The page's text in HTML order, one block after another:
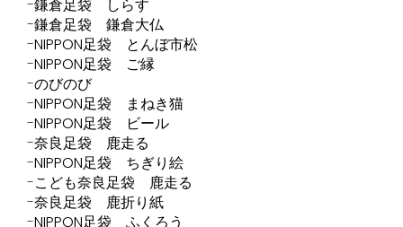
鎌倉足袋 しらす
鎌倉足袋 鎌倉大仏
NIPPON足袋 とんぼ市松
NIPPON足袋 ご縁
のびのび
NIPPON足袋 まねき猫
NIPPON足袋 ビール
奈良足袋 鹿走る
NIPPON足袋 ちぎり絵
こども奈良足袋 鹿走る
奈良足袋 鹿折り紙
NIPPON足袋 ふくろう